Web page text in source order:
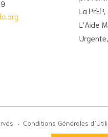
La
L’Aide
Conditions Générales